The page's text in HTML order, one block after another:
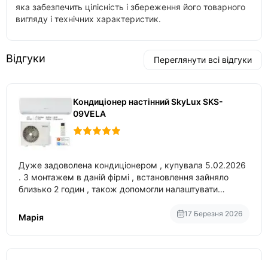
яка забезпечить цілісність і збереження його товарного
вигляду і технічних характеристик.
Відгуки Переглянути всі відгуки
Кондиціонер настінний SkyLux SKS-
09VELA
Дуже задоволена кондиціонером , купувала 5.02.2026
. З монтажем в даній фірмі , встановлення зайняло
близько 2 годин , також допомогли налаштувати
Марія
17 Березня 2026